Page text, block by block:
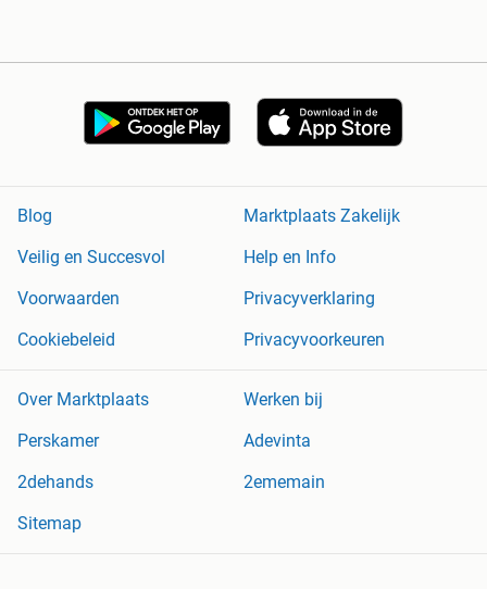
Blog
Marktplaats Zakelijk
Veilig en Succesvol
Help en Info
Voorwaarden
Privacyverklaring
Cookiebeleid
Privacyvoorkeuren
Over Marktplaats
Werken bij
Perskamer
Adevinta
2dehands
2ememain
Sitemap